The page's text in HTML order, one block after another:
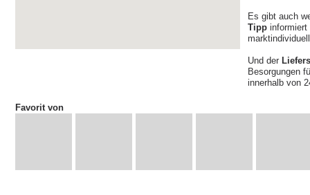
Es gibt auch
Tipp informiert
Und der
Besorgungen
innerhalb von
Favorit von